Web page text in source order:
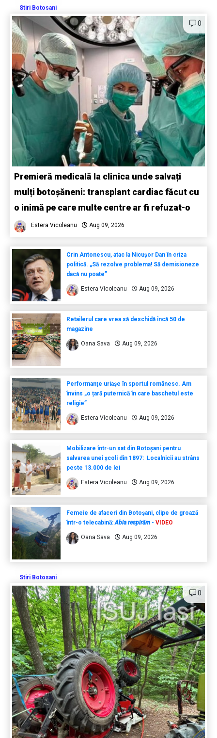
Stiri Botosani
0
Premieră medicală la clinica unde salvați
mulți botoșăneni: transplant cardiac făcut cu
o inimă pe care multe centre ar fi refuzat-o
Estera Vicoleanu Aug 09, 2026
Crin Antonescu, atac la Nicușor Dan în criza
politică. „Să rezolve problema! Să demisioneze
dacă nu poate”
Estera Vicoleanu Aug 09, 2026
Retailerul care vrea să deschidă încă 50 de
magazine
Oana Sava Aug 09, 2026
Performanțe uriașe în sportul românesc. Am
învins „o țară puternică în care baschetul este
religie”
Estera Vicoleanu Aug 09, 2026
Mobilizare într-un sat din Botoșani pentru
salvarea unei școli din 1897: Localnicii au strâns
peste 13.000 de lei
Estera Vicoleanu Aug 09, 2026
Femeie de afaceri din Botoșani, clipe de groază
într-o telecabină:Abia respirăm - VIDEO
Oana Sava Aug 09, 2026
Stiri Botosani
0